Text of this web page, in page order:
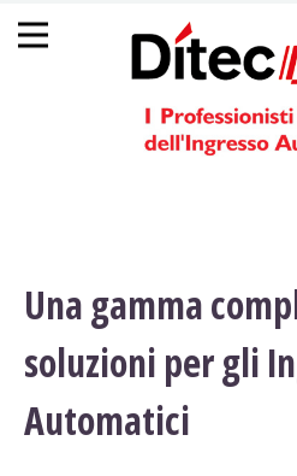
Jump
to
top
☰
Una gamma
soluzioni per gli
Automatici